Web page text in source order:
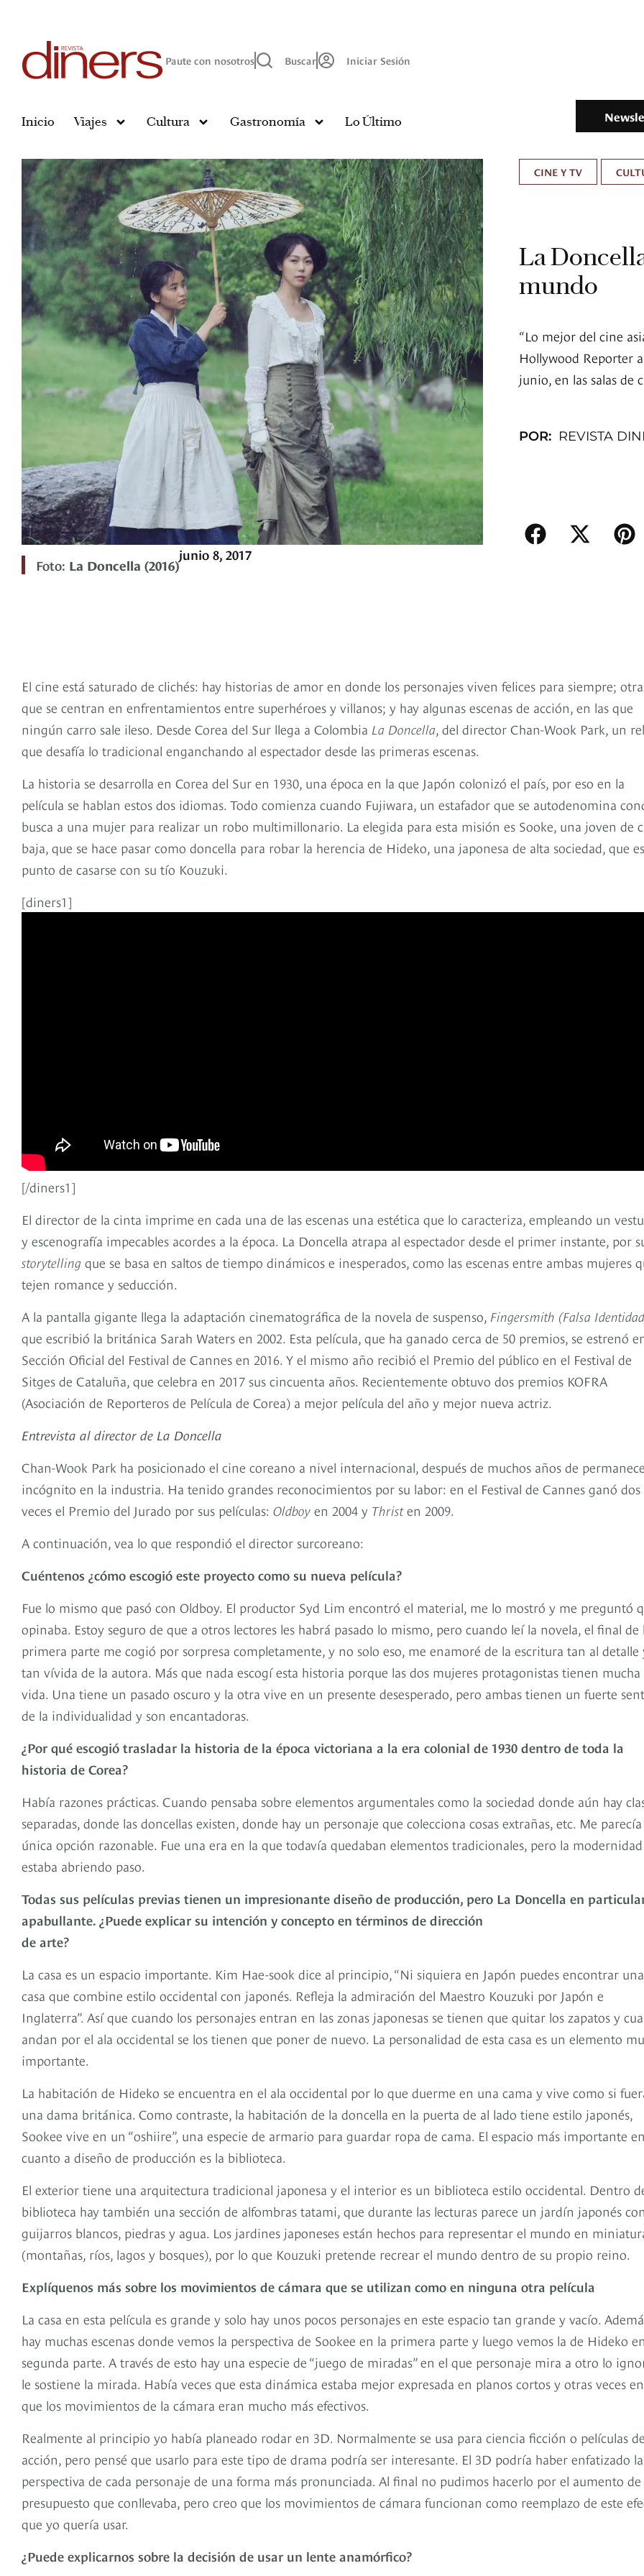
Paute con nosotros Buscar Iniciar Sesión
Inicio Viajes Cultura Gastronomía Lo Último
Foto: La Doncella (2016)
junio 8, 2017
CINE Y TV
La
mundo
“Lo mejor del cine
Hollywood Reporter
junio, en las salas de
POR: REVISTA
El cine está saturado de clichés: hay historias de amor en donde los personajes viven felices para siempre;
que se centran en enfrentamientos entre superhéroes y villanos; y hay algunas escenas de acción, en las que
ningún carro sale ileso. Desde Corea del Sur llega a Colombia La Doncella, del director Chan-Wook Park, un
que desafía lo tradicional enganchando al espectador desde las primeras escenas.
La historia se desarrolla en Corea del Sur en 1930, una época en la que Japón colonizó el país, por eso en la
película se hablan estos dos idiomas. Todo comienza cuando Fujiwara, un estafador que se autodenomina
busca a una mujer para realizar un robo multimillonario. La elegida para esta misión es Sooke, una joven de
baja, que se hace pasar como doncella para robar la herencia de Hideko, una japonesa de alta sociedad, que
punto de casarse con su tío Kouzuki.
[diners1]
[/diners1]
El director de la cinta imprime en cada una de las escenas una estética que lo caracteriza, empleando un
y escenografía impecables acordes a la época. La Doncella atrapa al espectador desde el primer instante, por
storytelling que se basa en saltos de tiempo dinámicos e inesperados, como las escenas entre ambas mujeres
tejen romance y seducción.
A la pantalla gigante llega la adaptación cinematográfica de la novela de suspenso, Fingersmith (Falsa
que escribió la británica Sarah Waters en 2002. Esta película, que ha ganado cerca de 50 premios, se estrenó
Sección Oficial del Festival de Cannes en 2016. Y el mismo año recibió el Premio del público en el Festival de
Sitges de Cataluña, que celebra en 2017 sus cincuenta años. Recientemente obtuvo dos premios KOFRA
(Asociación de Reporteros de Película de Corea) a mejor película del año y mejor nueva actriz.
Entrevista al director de La Doncella
Chan-Wook Park ha posicionado el cine coreano a nivel internacional, después de muchos años de
incógnito en la industria. Ha tenido grandes reconocimientos por su labor: en el Festival de Cannes ganó dos
veces el Premio del Jurado por sus películas: Oldboy en 2004 y Thristen 2009.
A continuación, vea lo que respondió el director surcoreano:
Cuéntenos ¿cómo escogió este proyecto como su nueva película?
Fue lo mismo que pasó con Oldboy. El productor Syd Lim encontró el material, me lo mostró y me preguntó
opinaba. Estoy seguro de que a otros lectores les habrá pasado lo mismo, pero cuando leí la novela, el final de
primera parte me cogió por sorpresa completamente, y no solo eso, me enamoré de la escritura tan al detalle
tan vívida de la autora. Más que nada escogí esta historia porque las dos mujeres protagonistas tienen mucha
vida. Una tiene un pasado oscuro y la otra vive en un presente desesperado, pero ambas tienen un fuerte
de la individualidad y son encantadoras.
¿Por qué escogió trasladar la historia de la época victoriana a la era colonial de 1930 dentro de toda la
historia de Corea?
Había razones prácticas. Cuando pensaba sobre elementos argumentales como la sociedad donde aún hay
separadas, donde las doncellas existen, donde hay un personaje que colecciona cosas extrañas, etc. Me
única opción razonable. Fue una era en la que todavía quedaban elementos tradicionales, pero la modernidad
estaba abriendo paso.
Todas sus películas previas tienen un impresionante diseño de producción, pero La Doncella en
apabullante. ¿Puede explicar su intención y concepto en términos de dirección
de arte?
La casa es un espacio importante. Kim Hae-sook dice al principio, “Ni siquiera en Japón puedes encontrar una
casa que combine estilo occidental con japonés. Refleja la admiración del Maestro Kouzuki por Japón e
Inglaterra”. Así que cuando los personajes entran en las zonas japonesas se tienen que quitar los zapatos y
andan por el ala occidental se los tienen que poner de nuevo. La personalidad de esta casa es un elemento
importante.
La habitación de Hideko se encuentra en el ala occidental por lo que duerme en una cama y vive como si
una dama británica. Como contraste, la habitación de la doncella en la puerta de al lado tiene estilo japonés,
Sookee vive en un “oshiire”, una especie de armario para guardar ropa de cama. El espacio más importante en
cuanto a diseño de producción es la biblioteca.
El exterior tiene una arquitectura tradicional japonesa y el interior es un biblioteca estilo occidental. Dentro
biblioteca hay también una sección de alfombras tatami, que durante las lecturas parece un jardín japonés con
guijarros blancos, piedras y agua. Los jardines japoneses están hechos para representar el mundo en
(montañas, ríos, lagos y bosques), por lo que Kouzuki pretende recrear el mundo dentro de su propio reino.
Explíquenos más sobre los movimientos de cámara que se utilizan como en ninguna otra película
La casa en esta película es grande y solo hay unos pocos personajes en este espacio tan grande y vacío.
hay muchas escenas donde vemos la perspectiva de Sookee en la primera parte y luego vemos la de Hideko
segunda parte. A través de esto hay una especie de “juego de miradas” en el que personaje mira a otro lo
le sostiene la mirada. Había veces que esta dinámica estaba mejor expresada en planos cortos y otras veces en
que los movimientos de la cámara eran mucho más efectivos.
Realmente al principio yo había planeado rodar en 3D. Normalmente se usa para ciencia ficción o películas de
acción, pero pensé que usarlo para este tipo de drama podría ser interesante. El 3D podría haber enfatizado la
perspectiva de cada personaje de una forma más pronunciada. Al final no pudimos hacerlo por el aumento de
presupuesto que conllevaba, pero creo que los movimientos de cámara funcionan como reemplazo de este
que yo quería usar.
¿Puede explicarnos sobre la decisión de usar un lente anamórfico?